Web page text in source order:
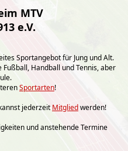
MTV
e.V.
Sportangebot für Jung und Alt.
Handball und Tennis, aber
Sportarten!
jederzeit Mitgliedwerden!
und anstehende Termine